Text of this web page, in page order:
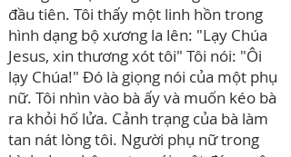
đầu tiên. Tôi thấy một linh hồn trong
hình dạng bộ xương la lên: "Lạy Chúa
Jesus, xin thương xót tôi" Tôi nói: "Ôi
lạy Chúa!" Đó là giọng nói của một phụ
nữ. Tôi nhìn vào bà ấy và muốn kéo bà
ra khỏi hố lửa. Cảnh trạng của bà làm
tan nát lòng tôi. Người phụ nữ trong